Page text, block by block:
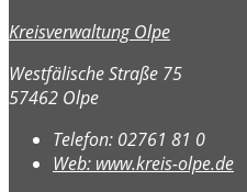
Kreisverwaltung Olpe
Westfälische Straße 75
57462 Olpe
Telefon: 02761 81 0
Web: www.kreis-olpe.de